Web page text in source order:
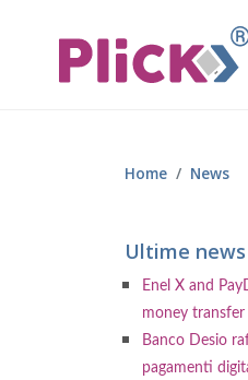
Home News
Ultime news
Enel X and
money
Banco Desio
pagamenti